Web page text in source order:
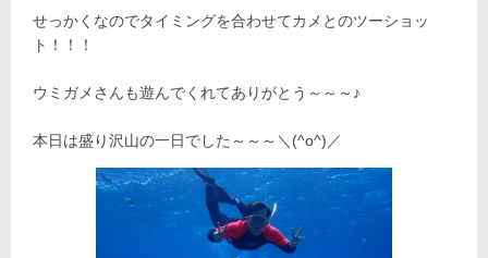
せっかくなのでタイミングを合わせてカメとのツーショッ
ト！！！
ウミガメさんも遊んでくれてありがとう～～～♪
本日は盛り沢山の一日でした～～～＼(^o^)／